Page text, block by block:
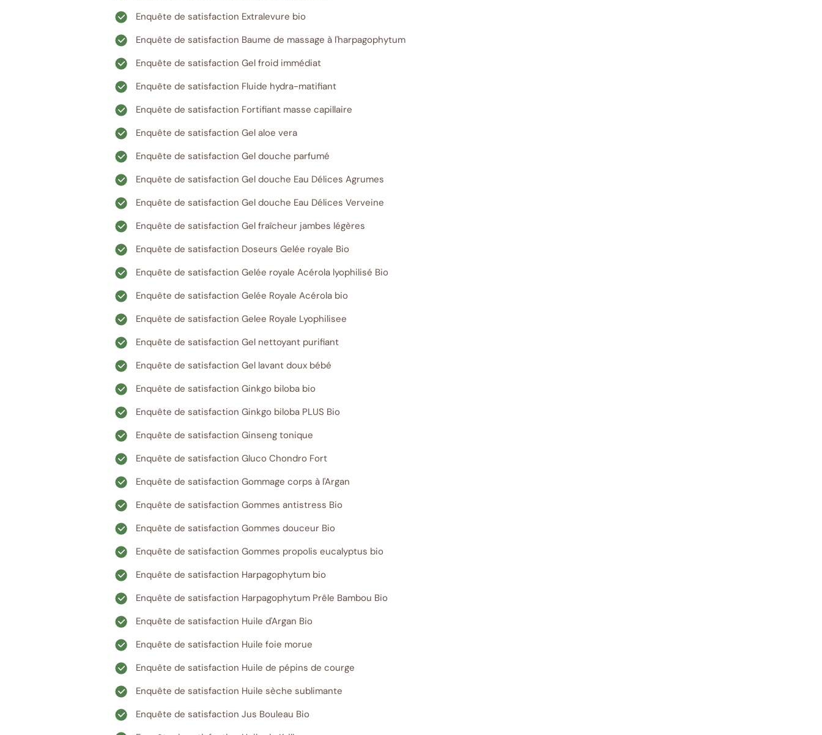
Enquête de satisfaction Extralevure bio
Enquête de satisfaction Baume de massage à l'harpagophytum
Enquête de satisfaction Gel froid immédiat
Enquête de satisfaction Fluide hydra-matifiant
Enquête de satisfaction Fortifiant masse capillaire
Enquête de satisfaction Gel aloe vera
Enquête de satisfaction Gel douche parfumé
Enquête de satisfaction Gel douche Eau Délices Agrumes
Enquête de satisfaction Gel douche Eau Délices Verveine
Enquête de satisfaction Gel fraîcheur jambes légères
Enquête de satisfaction Doseurs Gelée royale Bio
Enquête de satisfaction Gelée royale Acérola lyophilisé Bio
Enquête de satisfaction Gelée Royale Acérola bio
Enquête de satisfaction Gelee Royale Lyophilisee
Enquête de satisfaction Gel nettoyant purifiant
Enquête de satisfaction Gel lavant doux bébé
Enquête de satisfaction Ginkgo biloba bio
Enquête de satisfaction Ginkgo biloba PLUS Bio
Enquête de satisfaction Ginseng tonique
Enquête de satisfaction Gluco Chondro Fort
Enquête de satisfaction Gommage corps à l'Argan
Enquête de satisfaction Gommes antistress Bio
Enquête de satisfaction Gommes douceur Bio
Enquête de satisfaction Gommes propolis eucalyptus bio
Enquête de satisfaction Harpagophytum bio
Enquête de satisfaction Harpagophytum Prêle Bambou Bio
Enquête de satisfaction Huile d'Argan Bio
Enquête de satisfaction Huile foie morue
Enquête de satisfaction Huile de pépins de courge
Enquête de satisfaction Huile sèche sublimante
Enquête de satisfaction Jus Bouleau Bio